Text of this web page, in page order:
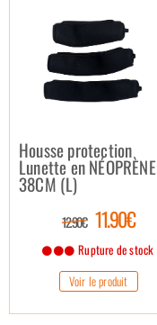
Housse protection
Lunette en NÉOPRÈNE
38CM (L)
12.90€ 11.90€
Rupture de stock
Voir le produit